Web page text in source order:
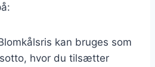
kan bruges som
hvor du tilsætter